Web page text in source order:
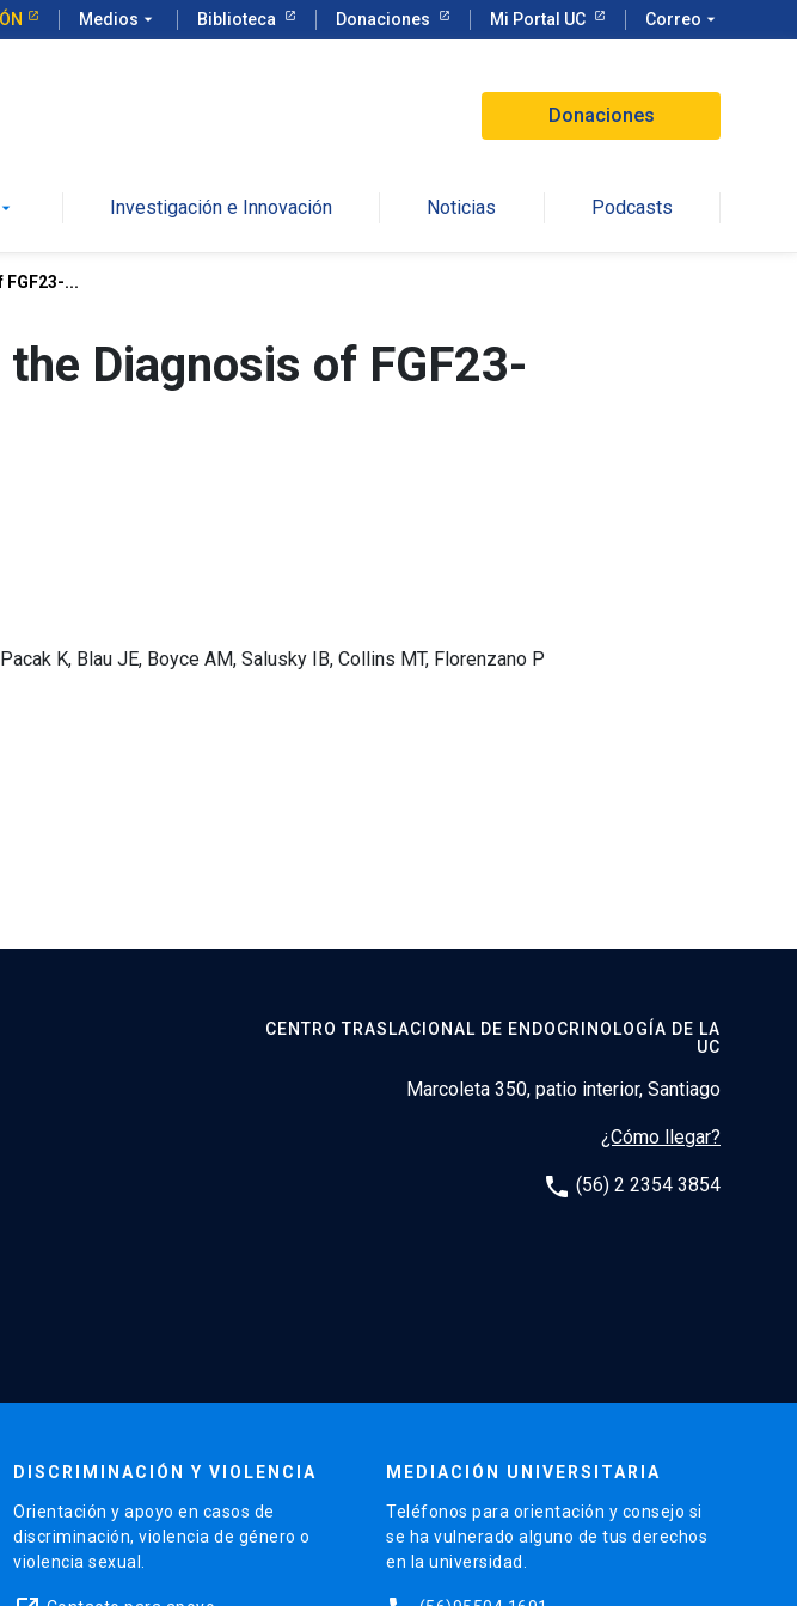
Medios arrow_drop_down Biblioteca Donaciones Mi Portal UC Correo arrow_drop_down
Donaciones
Investigación e Innovación Noticias Podcasts
...
Diagnosis of FGF23-
K, Blau JE, Boyce AM, Salusky IB, Collins MT, Florenzano P
CENTRO TRASLACIONAL DE ENDOCRINOLOGÍA DE LA
UC
Marcoleta 350, patio interior, Santiago
¿Cómo llegar?
phone (56) 2 2354 3854
DISCRIMINACIÓN Y VIOLENCIA
Orientación y apoyo en casos de
discriminación, violencia de género o
violencia sexual.
MEDIACIÓN UNIVERSITARIA
Teléfonos para orientación y consejo si
se ha vulnerado alguno de tus derechos
en la universidad.